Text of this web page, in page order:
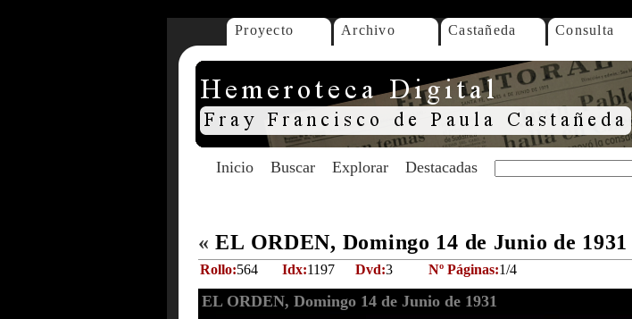
Proyecto Archivo Castañeda Consulta
Inicio Buscar Explorar Destacadas
« EL ORDEN, Domingo 14 de Junio de 1931
Rollo:564 Idx:1197 Dvd:3 Nº Páginas:1/4
EL ORDEN, Domingo 14 de Junio de 1931